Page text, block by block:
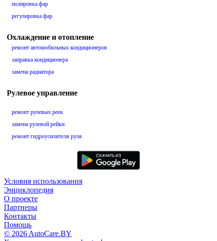
полировка фар
регулировка фар
Охлаждение и отопление
ремонт автомобильных кондиционеров
заправка кондиционера
замена радиатора
Рулевое управление
ремонт рулевых реек
замена рулевой рейки
ремонт гидроусилителя руля
Условия использования
Энциклопедия
О проекте
Партнеры
Контакты
Помощь
© 2026 AutoCare.BY